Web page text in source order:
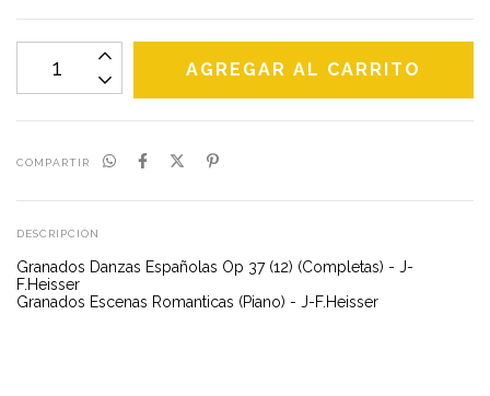
COMPARTIR
DESCRIPCIÓN
Granados Danzas Españolas Op 37 (12) (Completas) - J-
F.Heisser
Granados Escenas Romanticas (Piano) - J-F.Heisser